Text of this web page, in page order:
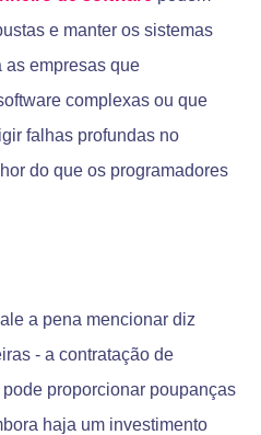
e manter os sistemas
as empresas que
complexas ou que
falhas profundas no
do que os programadores
a pena mencionar diz
- a contratação de
proporcionar poupanças
haja um investimento